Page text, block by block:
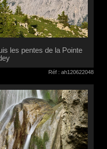
les pentes de la Pointe
Réf : ah120622048